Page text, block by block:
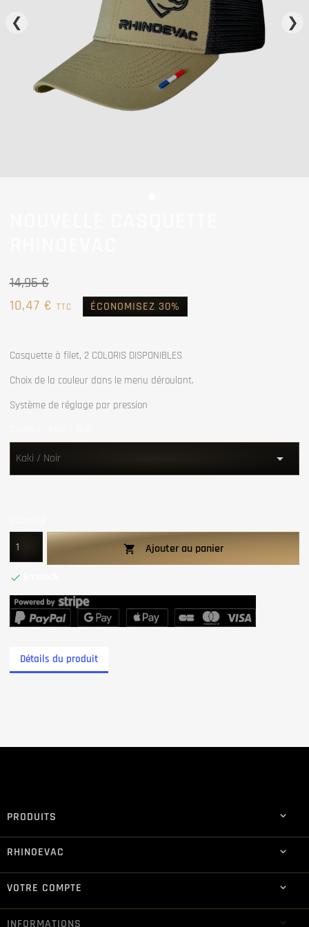
❮ ❯
14,95 €
10,47 € TTC ÉCONOMISEZ 30%
Casquette à filet, 2 COLORIS DISPONIBLES
Choix de la couleur dans le menu déroulant.
Système de réglage par pression
 Ajouter au panier

Détails du produit
PRODUITS 
RHINOEVAC 
VOTRE COMPTE 
INFORMATIONS keyboard_arrow_down